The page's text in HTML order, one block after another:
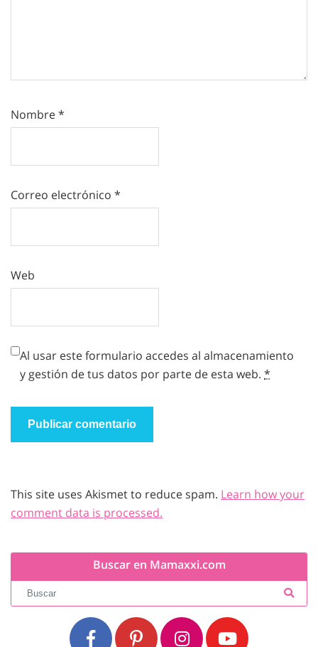
Nombre*
Correo electrónico *
Web
Al usar este formulario accedes al almacenamiento
y gestión de tus datos por parte de esta web. *
This site uses Akismet to reduce spam. Learn how your
comment data is processed.
Buscar en Mamaxxi.com